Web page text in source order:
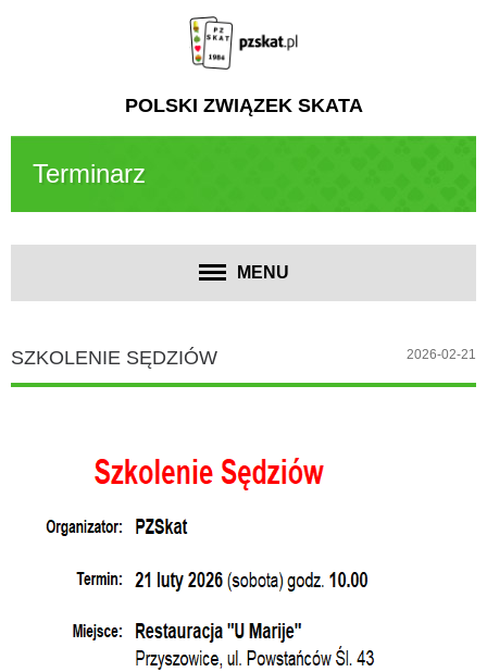
POLSKI ZWIĄZEK SKATA
Terminarz
MENU
SZKOLENIE SĘDZIÓW 2026-02-21